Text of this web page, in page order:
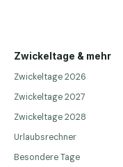
Zwickeltage & mehr
Zwickeltage 2026
Zwickeltage 2027
Zwickeltage 2028
Urlaubsrechner
Besondere Tage